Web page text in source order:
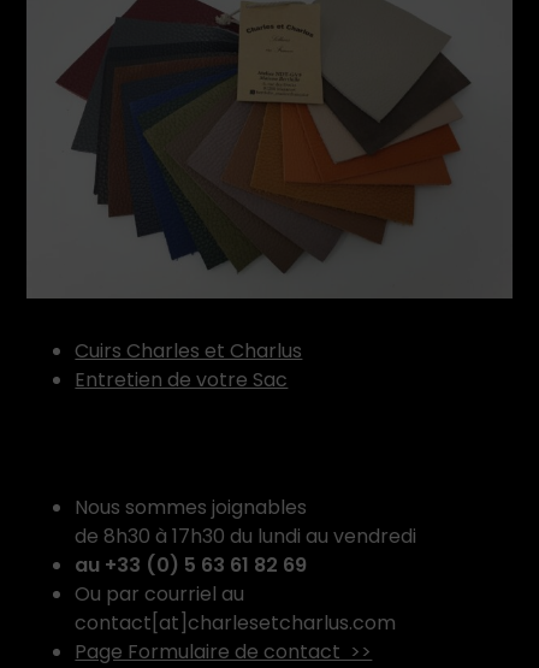
Cuirs Charles et Charlus
Entretien de votre Sac
Nous sommes joignables
de 8h30 à 17h30 du lundi au vendredi
au +33 (0) 5 63 61 82 69
Ou par courriel au
contact[at]charlesetcharlus.com
Page Formulaire de contact >>